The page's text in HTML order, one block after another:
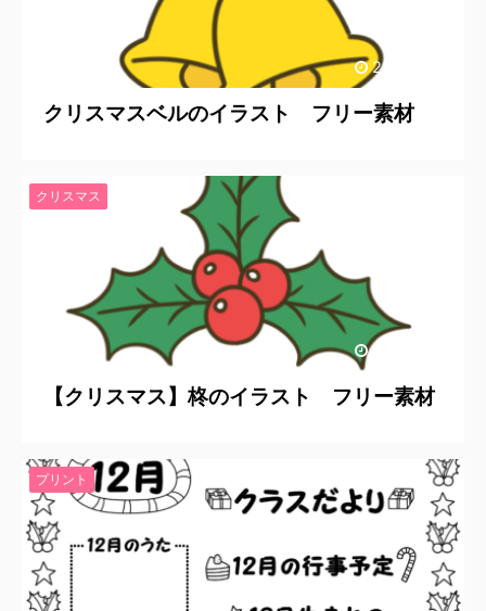
2023/9/28
クリスマスベルのイラスト フリー素材
2023/9/28
クリスマス
【クリスマス】柊のイラスト フリー素材
プリント